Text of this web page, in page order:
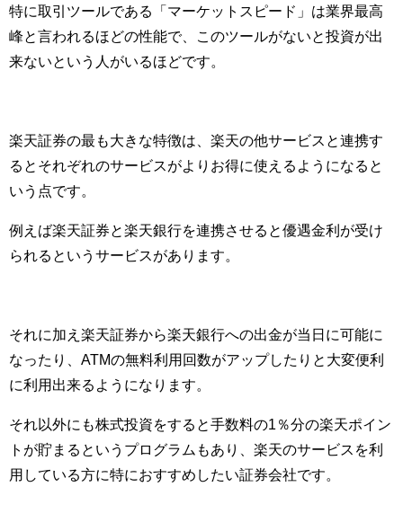
特に取引ツールである「マーケットスピード」は業界最高
峰と言われるほどの性能で、このツールがないと投資が出
来ないという人がいるほどです。
楽天証券の最も大きな特徴は、楽天の他サービスと連携す
るとそれぞれのサービスがよりお得に使えるようになると
いう点です。
例えば楽天証券と楽天銀行を連携させると優遇金利が受け
られるというサービスがあります。
それに加え楽天証券から楽天銀行への出金が当日に可能に
なったり、ATMの無料利用回数がアップしたりと大変便利
に利用出来るようになります。
それ以外にも株式投資をすると手数料の1％分の楽天ポイン
トが貯まるというプログラムもあり、楽天のサービスを利
用している方に特におすすめしたい証券会社です。